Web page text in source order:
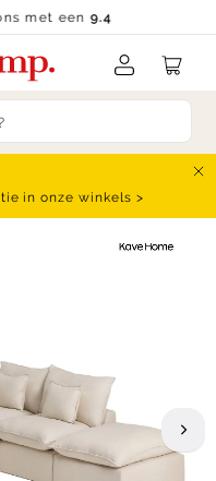
met een9.4
in onze winkels >